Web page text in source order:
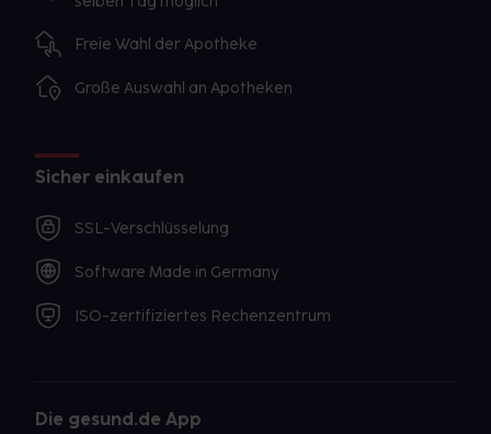
Freie Wahl der Apotheke
Große Auswahl an Apotheken
Sicher einkaufen
SSL-Verschlüsselung
Software Made in Germany
ISO-zertifiziertes Rechenzentrum
Die gesund.de App